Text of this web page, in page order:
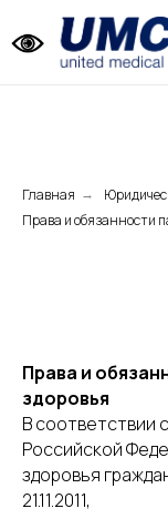
Главная →
Права и обязанности
Права и
здоровья
В соответствии
Российской
здоровья
21.11.2011,